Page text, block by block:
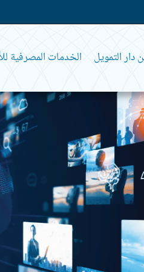
دار التمويل الخدمات المصرفية